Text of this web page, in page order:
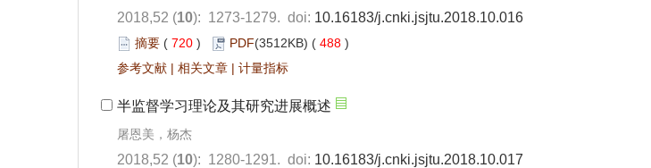
2018,52 (10): 1273-1279. doi: 10.16183/j.cnki.jsjtu.2018.10.016
摘要 ( 720 ) PDF(3512KB) ( 488 )
参考文献 | 相关文章 | 计量指标
半监督学习理论及其研究进展概述
屠恩美，杨杰
2018,52 (10): 1280-1291. doi: 10.16183/j.cnki.jsjtu.2018.10.017